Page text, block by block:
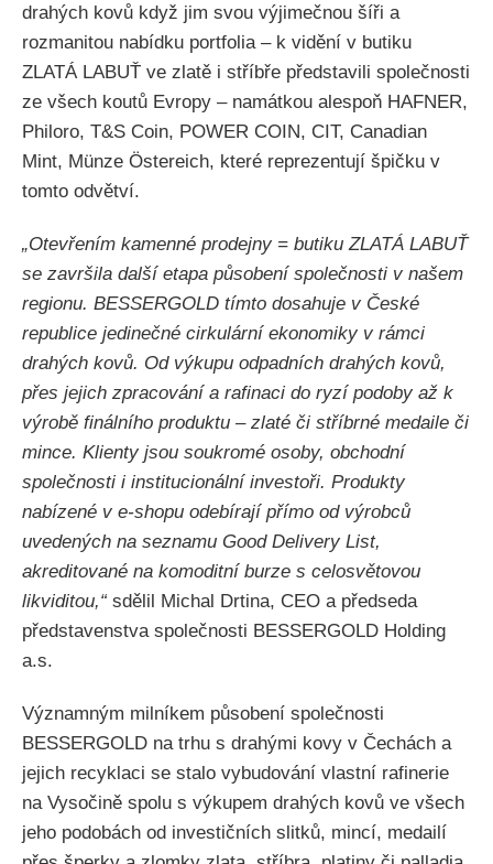
drahých kovů když jim svou výjimečnou šíři a
rozmanitou nabídku portfolia – k vidění v butiku
ZLATÁ LABUŤ ve zlatě i stříbře představili společnosti
ze všech koutů Evropy – namátkou alespoň HAFNER,
Philoro, T&S Coin, POWER COIN, CIT, Canadian
Mint, Münze Östereich, které reprezentují špičku v
tomto odvětví.
„Otevřením kamenné prodejny = butiku ZLATÁ LABUŤ
se završila další etapa působení společnosti v našem
regionu. BESSERGOLD tímto dosahuje v České
republice jedinečné cirkulární ekonomiky v rámci
drahých kovů. Od výkupu odpadních drahých kovů,
přes jejich zpracování a rafinaci do ryzí podoby až k
výrobě finálního produktu – zlaté či stříbrné medaile či
mince. Klienty jsou soukromé osoby, obchodní
společnosti i institucionální investoři. Produkty
nabízené v e-shopu odebírají přímo od výrobců
uvedených na seznamu Good Delivery List,
akreditované na komoditní burze s celosvětovou
likviditou,“ sdělil Michal Drtina, CEO a předseda
představenstva společnosti BESSERGOLD Holding
a.s.
Významným milníkem působení společnosti
BESSERGOLD na trhu s drahými kovy v Čechách a
jejich recyklaci se stalo vybudování vlastní rafinerie
na Vysočině spolu s výkupem drahých kovů ve všech
jeho podobách od investičních slitků, mincí, medailí